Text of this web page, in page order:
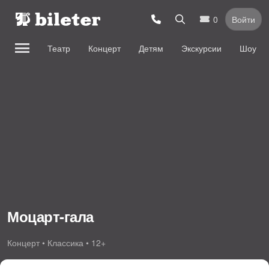
0 Войти
Театр Концерт Детям Экскурсии Шоу
Моцарт-гала
Концерт • Классика • 12+